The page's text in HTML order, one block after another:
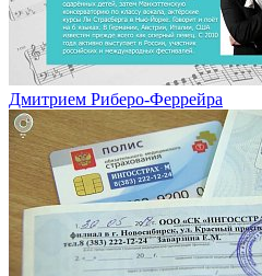
Дмитрием Риберо-Феррейра